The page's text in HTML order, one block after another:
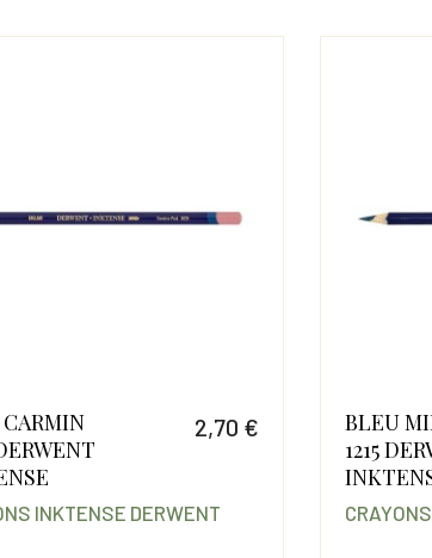
2,70 €
INKTENSE DERWENT
BLEU
1215